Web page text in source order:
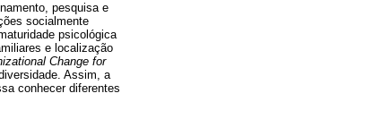
pesquisa e
socialmente
psicológica
e localização
Change for
Assim, a
conhecer diferentes